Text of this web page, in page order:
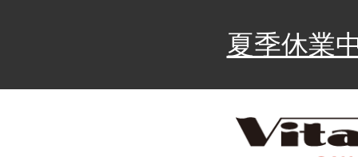
夏季休業